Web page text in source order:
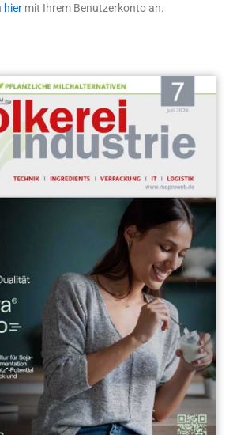
hier mit Ihrem Benutzerkonto an.